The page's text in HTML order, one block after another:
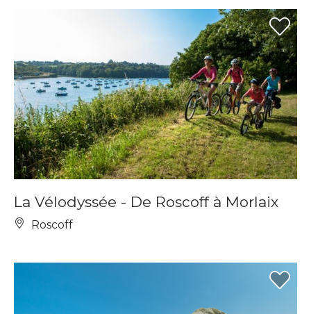
La Vélodyssée - De Roscoff à Morlaix
Roscoff